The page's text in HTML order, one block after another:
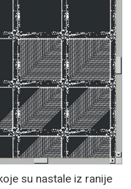
su nastale iz ranije